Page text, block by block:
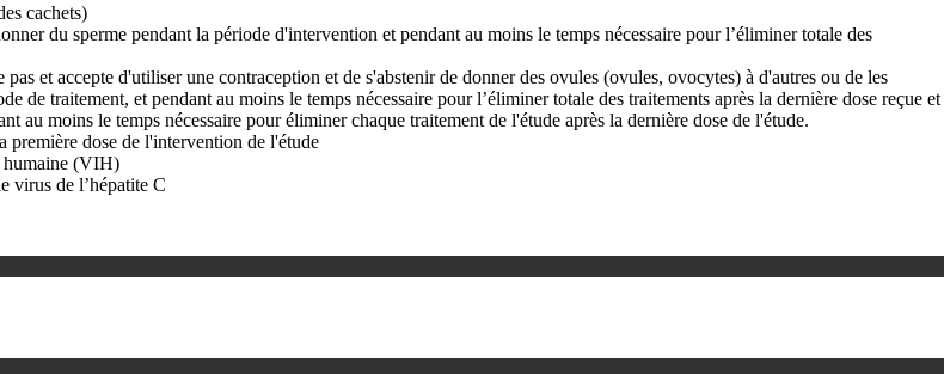
cachets)
du sperme pendant la période d'intervention et pendant au moins le temps nécessaire pour l’éliminer totale des
et accepte d'utiliser une contraception et de s'abstenir de donner des ovules (ovules, ovocytes) à d'autres ou de les
de traitement, et pendant au moins le temps nécessaire pour l’éliminer totale des traitements après la dernière dose reçue et
au moins le temps nécessaire pour éliminer chaque traitement de l'étude après la dernière dose de l'étude.
première dose de l'intervention de l'étude
humaine (VIH)
virus de l’hépatite C